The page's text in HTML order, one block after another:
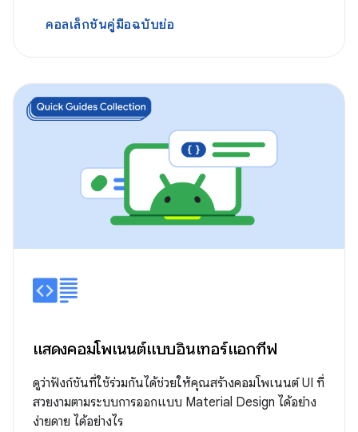
คอลเล็กชันคู่มือฉบับย่อ
แสดงคอมโพเนนต์แบบอินเทอร์แอกทีฟ
ดูว่าฟังก์ชันที่ใช้ร่วมกันได้ช่วยให้คุณสร้างคอมโพเนนต์ UI ที่
สวยงามตามระบบการออกแบบ Material Design ได้อย่าง
ง่ายดาย ได้อย่างไร